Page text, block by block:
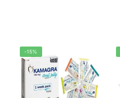
-15%